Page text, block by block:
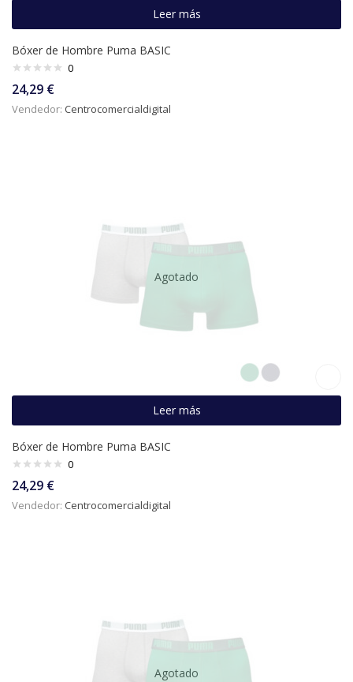
Leer más
Bóxer de Hombre Puma BASIC
0
24,29 €
Vendedor: Centrocomercialdigital
Agotado
Leer más
Bóxer de Hombre Puma BASIC
0
24,29 €
Vendedor: Centrocomercialdigital
Agotado